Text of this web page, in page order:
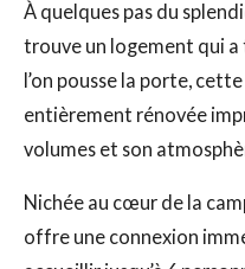
À quelques pas du
trouve un logement qui
l’on pousse la porte,
entièrement rénovée
volumes et son
Nichée au cœur de la
offre une connexion